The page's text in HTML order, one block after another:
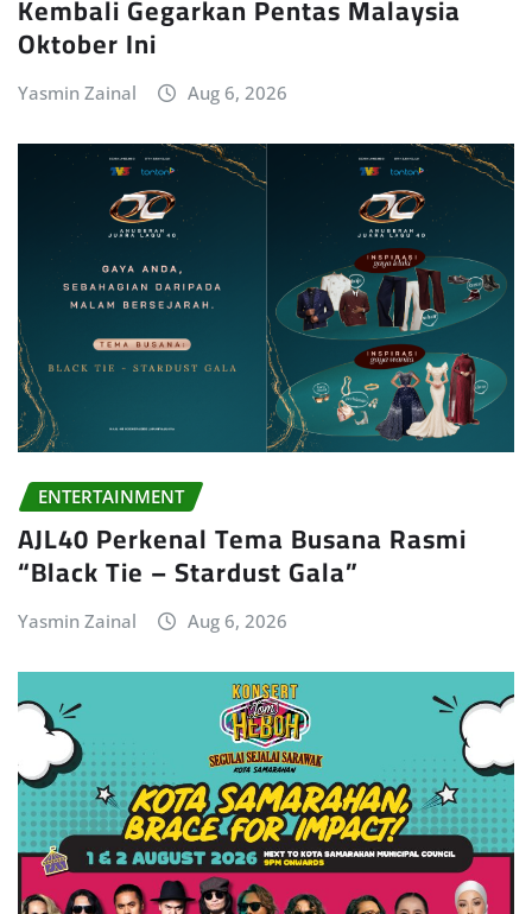
Kembali Gegarkan Pentas Malaysia
Oktober Ini
Yasmin Zainal Aug 6, 2026
ENTERTAINMENT
AJL40 Perkenal Tema Busana Rasmi
“Black Tie – Stardust Gala”
Yasmin Zainal Aug 6, 2026